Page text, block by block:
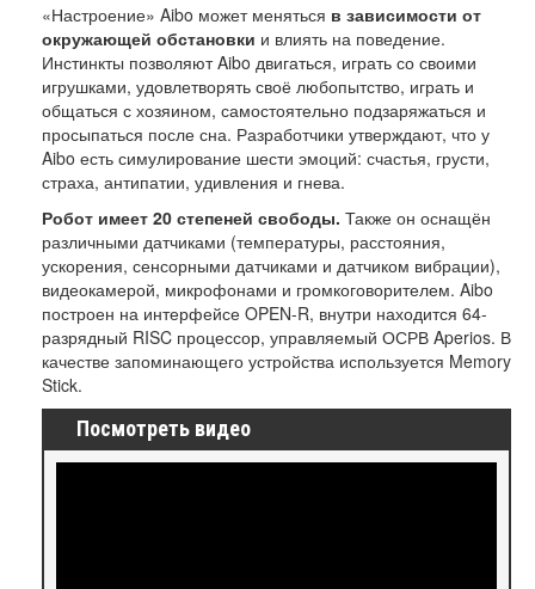
«Настроение» Aibo может меняться в зависимости от
окружающей обстановки и влиять на поведение.
Инстинкты позволяют Aibo двигаться, играть со своими
игрушками, удовлетворять своё любопытство, играть и
общаться с хозяином, самостоятельно подзаряжаться и
просыпаться после сна. Разработчики утверждают, что у
Aibo есть симулирование шести эмоций: счастья, грусти,
страха, антипатии, удивления и гнева.
Робот имеет 20 степеней свободы. Также он оснащён
различными датчиками (температуры, расстояния,
ускорения, сенсорными датчиками и датчиком вибрации),
видеокамерой, микрофонами и громкоговорителем. Aibo
построен на интерфейсе OPEN-R, внутри находится 64-
разрядный RISC процессор, управляемый ОСРВ Aperios. В
качестве запоминающего устройства используется Memory
Stick.
Посмотреть видео